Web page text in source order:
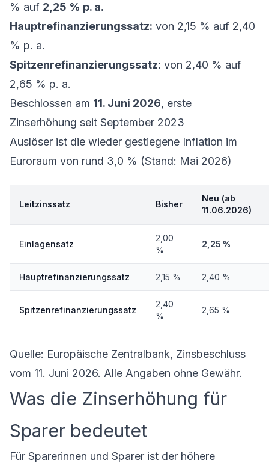
% auf 2,25 % p. a.
Hauptrefinanzierungssatz: von 2,15 % auf 2,40
% p. a.
Spitzenrefinanzierungssatz: von 2,40 % auf
2,65 % p. a.
Beschlossen am 11. Juni 2026, erste
Zinserhöhung seit September 2023
Auslöser ist die wieder gestiegene Inflation im
Euroraum von rund 3,0 % (Stand: Mai 2026)
Leitzinssatz Bisher
Neu (ab
11.06.2026)
Einlagensatz
2,00
%
2,25 %
Hauptrefinanzierungssatz 2,15 % 2,40 %
Spitzenrefinanzierungssatz
2,40
%
2,65 %
Quelle: Europäische Zentralbank, Zinsbeschluss
vom 11. Juni 2026. Alle Angaben ohne Gewähr.
Was die Zinserhöhung für
Sparer bedeutet
Für Sparerinnen und Sparer ist der höhere